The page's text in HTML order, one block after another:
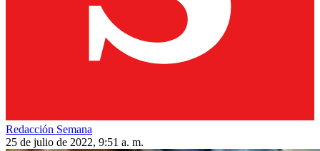
Redacción Semana
25 de julio de 2022, 9:51 a. m.